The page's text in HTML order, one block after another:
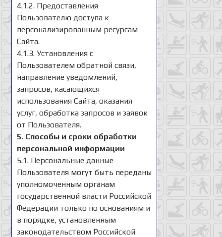
4.1.2. Предоставления
Пользователю доступа к
персонализированным ресурсам
Сайта.
4.1.3. Установления с
Пользователем обратной связи,
направление уведомлений,
запросов, касающихся
использования Сайта, оказания
услуг, обработка запросов и заявок
от Пользователя.
5. Способы и сроки обработки
персональной информации
5.1. Персональные данные
Пользователя могут быть переданы
уполномоченным органам
государственной власти Российской
Федерации только по основаниям и
в порядке, установленным
законодательством Российской